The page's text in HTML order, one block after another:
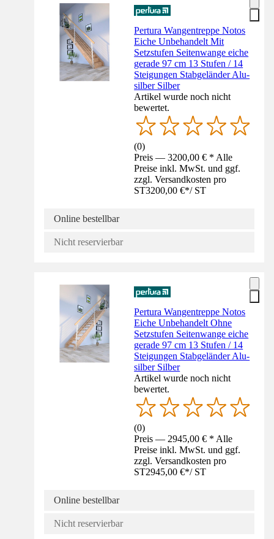
Pertura Wangentreppe Notos
Eiche Unbehandelt Mit
Setzstufen Seitenwange eiche
gerade 97 cm 13 Stufen / 14
Steigungen Stabgeländer Alu-
silber Silber
Artikel wurde noch nicht
bewertet.
(0)
Preis — 3200,00 € * Alle
Preise inkl. MwSt. und ggf.
zzgl. Versandkosten pro
ST3200,00 €*/ ST
Online bestellbar
Nicht reservierbar
Pertura Wangentreppe Notos
Eiche Unbehandelt Ohne
Setzstufen Seitenwange eiche
gerade 97 cm 13 Stufen / 14
Steigungen Stabgeländer Alu-
silber Silber
Artikel wurde noch nicht
bewertet.
(0)
Preis — 2945,00 € * Alle
Preise inkl. MwSt. und ggf.
zzgl. Versandkosten pro
ST2945,00 €*/ ST
Online bestellbar
Nicht reservierbar